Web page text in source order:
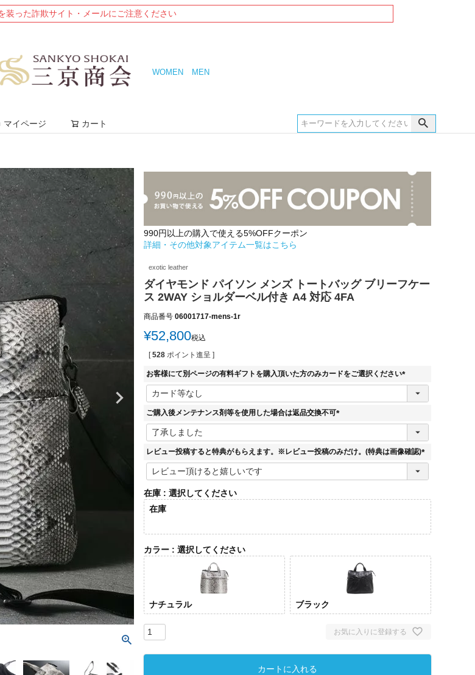
装った詐欺サイト・メールにご注意ください
WOMEN MEN
マイページ カート
990円以上の購入で使える5%OFFクーポン
詳細・その他対象アイテム一覧はこちら
exotic leather
ダイヤモンド パイソン メンズ トートバッグ ブリーフケー
ス 2WAY ショルダーベル付き A4 対応 4FA
商品番号 06001717-mens-1r
¥52,800税込
[ 528 ポイント進呈 ]
お客様にて別ページの有料ギフトを購入頂いた方のみカードをご選択ください
(
ご購入後メンテナンス剤等を使用した場合は返品交換不可
(
須
レビュー投稿すると特典がもらえます。※レビュー投稿のみだけ。(特典は画像確認)
(
)
在庫
選択してください
在庫
カラー 選択してください
ナチュラル ブラック
お気に入りに登録する
カートに入れる